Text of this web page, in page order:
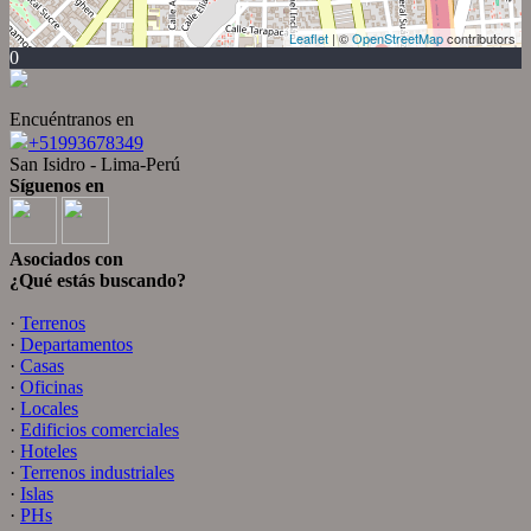
Leaflet | ©OpenStreetMapcontributors
0
Encuéntranos en
+51993678349
San Isidro - Lima-Perú
Síguenos en
Asociados con
¿Qué estás buscando?
· Terrenos
· Departamentos
· Casas
· Oficinas
· Locales
· Edificios comerciales
· Hoteles
· Terrenos industriales
· Islas
· PHs